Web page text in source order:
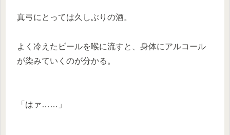
真弓にとっては久しぶりの酒。
よく冷えたビールを喉に流すと、身体にアルコール
が染みていくのが分かる。
「はァ……」